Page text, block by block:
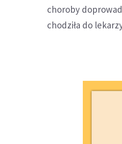
choroby
chodziła do